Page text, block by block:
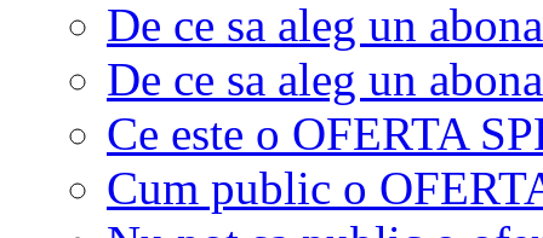
De ce sa aleg un
De ce sa aleg un
Ce este o OFERTA
Cum public o